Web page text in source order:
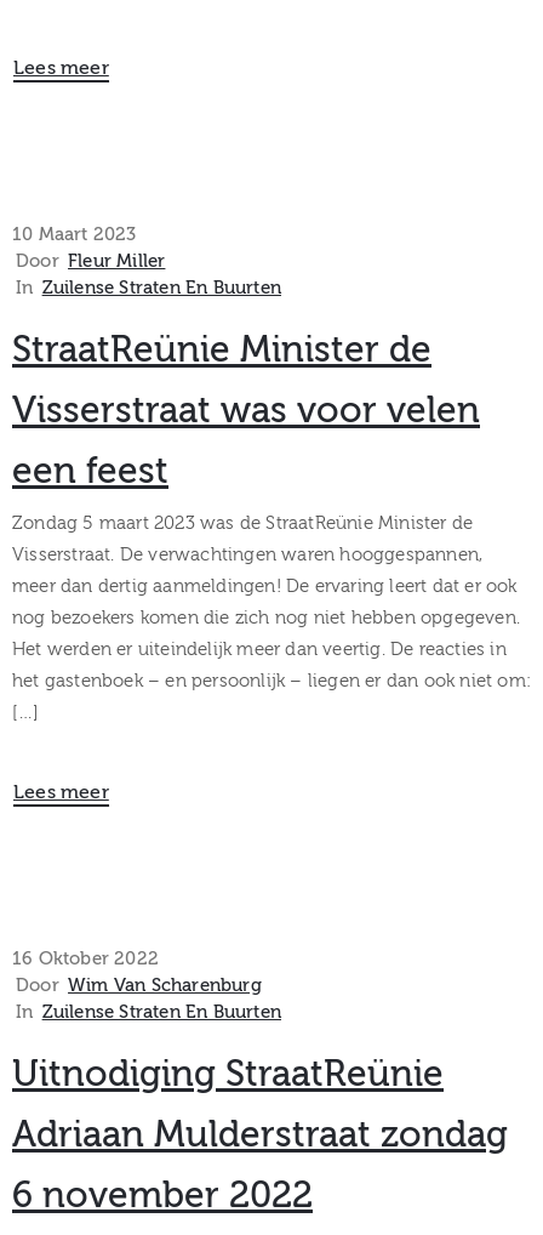
Lees meer
10 Maart 2023
Door Fleur Miller
In Zuilense Straten En Buurten
StraatReünie Minister de
Visserstraat was voor velen
een feest
Zondag 5 maart 2023 was de StraatReünie Minister de
Visserstraat. De verwachtingen waren hooggespannen,
meer dan dertig aanmeldingen! De ervaring leert dat er ook
nog bezoekers komen die zich nog niet hebben opgegeven.
Het werden er uiteindelijk meer dan veertig. De reacties in
het gastenboek – en persoonlijk – liegen er dan ook niet om:
[…]
Lees meer
16 Oktober 2022
Door Wim Van Scharenburg
In Zuilense Straten En Buurten
Uitnodiging StraatReünie
Adriaan Mulderstraat zondag
6 november 2022